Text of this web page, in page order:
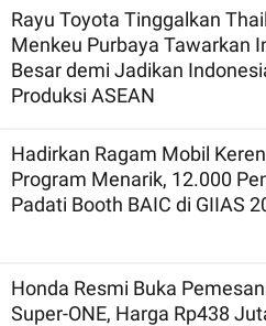
Rayu Toyota Tinggalkan
Menkeu Purbaya Tawarkan
Besar demi Jadikan
Produksi ASEAN
Hadirkan Ragam Mobil
Program Menarik, 12.000
Padati Booth BAIC di GIIAS
Honda Resmi Buka
Super-ONE, Harga Rp438